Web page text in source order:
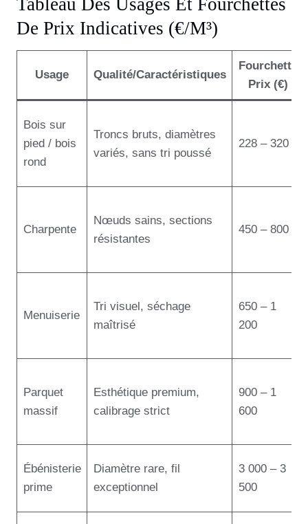
Tableau Des Usages Et Fourchettes
De Prix Indicatives (€/m³)
Usage Qualité/Caractéristiques
Fourchette
Prix (€)
Bois sur
pied / bois
rond
Troncs bruts, diamètres
variés, sans tri poussé
228 – 320
Charpente
Nœuds sains, sections
résistantes
450 – 800
Menuiserie
Tri visuel, séchage
maîtrisé
650 – 1
200
Parquet
massif
Esthétique premium,
calibrage strict
900 – 1
600
Ébénisterie
prime
Diamètre rare, fil
exceptionnel
3 000 – 3
500